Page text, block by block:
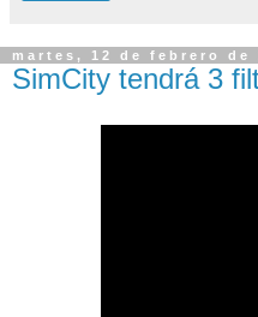
martes, 12 de febrero de
SimCity tendrá 3